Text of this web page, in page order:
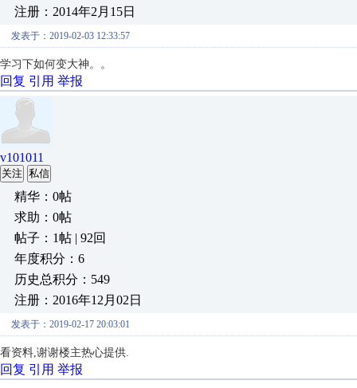
注册：2014年2月15日
发表于：2019-02-03 12:33:57
学习下如何变大神。。
回复 引用 举报
v101011
关注 私信
精华：0帖
求助：0帖
帖子：1帖 | 92回
年度积分：6
历史总积分：549
注册：2016年12月02日
发表于：2019-02-17 20:03:01
看资料,谢谢楼主热心提供.
回复 引用 举报